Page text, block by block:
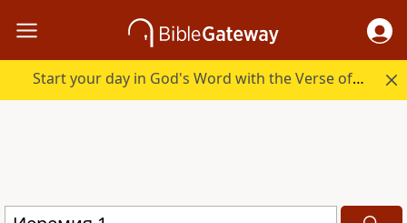
Start your day in God's Word with the Verse of the Day.